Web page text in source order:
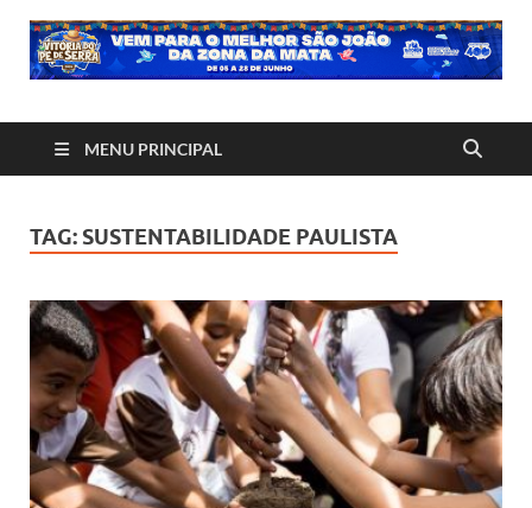
MENU PRINCIPAL
TAG: SUSTENTABILIDADE PAULISTA